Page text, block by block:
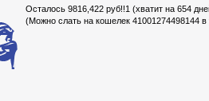
Осталось 9816,422 руб!!1 (хватит на 654
(Можно слать на кошелек 41001274498144 в